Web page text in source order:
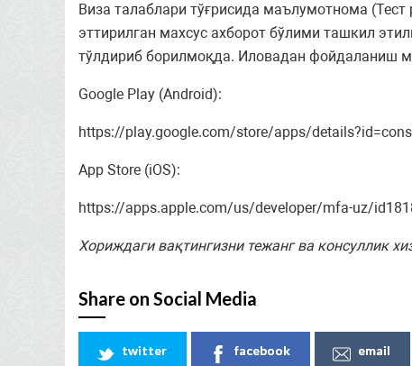
Виза талаблари тўғрисида маълумотнома
эттирилган махсус ахборот бўлими ташкил
тўлдириб борилмоқда. Иловадан фойдаланиш
Google Play (Android):
https://play.google.com/store/apps/
App Store (iOS):
https://apps.apple.com/us/developer/mfa-uz/
Хориждаги вақтингизни тежанг ва консуллик
Share on Social Media
twitter facebook email